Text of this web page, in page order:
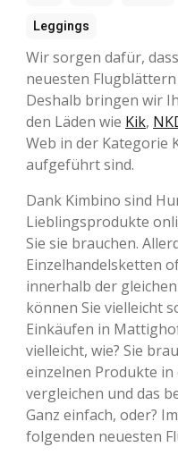
Leggings
Wir sorgen dafür,
neuesten
Deshalb bringen wir
den Läden wie Kik,
Web in der Kategorie
aufgeführt sind.
Dank Kimbino sind
Lieblingsprodukte
Sie sie brauchen.
Einzelhandelsketten
innerhalb der
können Sie vielleicht
Einkäufen in
vielleicht, wie? Sie
einzelnen Produkte
vergleichen und das
Ganz einfach, oder?
folgenden neuesten